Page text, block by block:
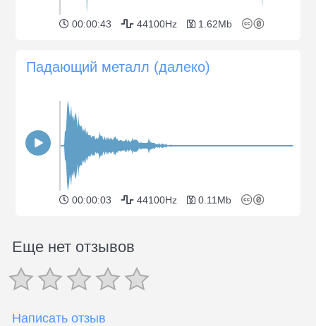
00:00:43 44100Hz 1.62Mb
Падающий металл (далеко)
00:00:03 44100Hz 0.11Mb
Еще нет отзывов
Написать отзыв